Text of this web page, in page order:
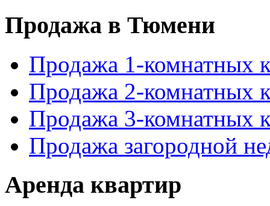
Продажа в Тюмени
Продажа 1-комнатных
Продажа 2-комнатных
Продажа 3-комнатных
Продажа загородной
Аренда квартир